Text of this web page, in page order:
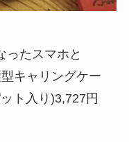
ったスマホと
キャリングケー
ト入り)3,727円